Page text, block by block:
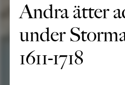
Andra ätter
under
1611-1718